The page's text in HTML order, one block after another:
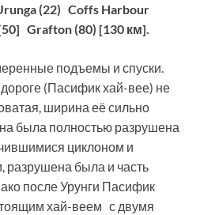
(22) Coffs Harbour
Grafton (80) [130 км].
подъемы и спуски.
(Пасифик хай-вее) не
ширина её сильно
была полностью разрушена
циклоном и
разрушена была и часть
после Урунги Пасифик
хай-веем с двумя